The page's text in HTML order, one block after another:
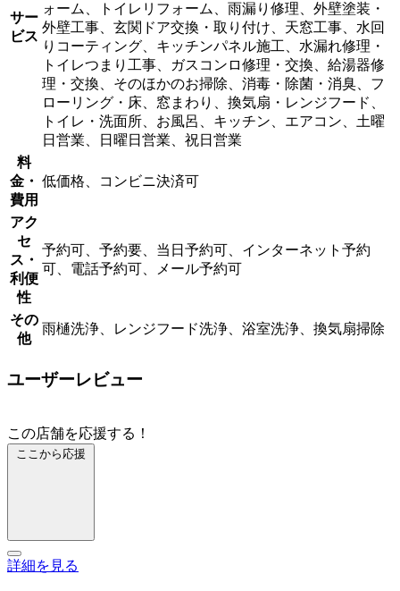
サー
ビス
ォーム、トイレリフォーム、雨漏り修理、外壁塗装・
外壁工事、玄関ドア交換・取り付け、天窓工事、水回
りコーティング、キッチンパネル施工、水漏れ修理・
トイレつまり工事、ガスコンロ修理・交換、給湯器修
理・交換、そのほかのお掃除、消毒・除菌・消臭、フ
ローリング・床、窓まわり、換気扇・レンジフード、
トイレ・洗面所、お風呂、キッチン、エアコン、土曜
日営業、日曜日営業、祝日営業
料
金・
費用
低価格、コンビニ決済可
アク
セ
ス・
利便
性
予約可、予約要、当日予約可、インターネット予約
可、電話予約可、メール予約可
その
他
雨樋洗浄、レンジフード洗浄、浴室洗浄、換気扇掃除
ユーザーレビュー
この店舗を応援する！
ここから応援
詳細を見る